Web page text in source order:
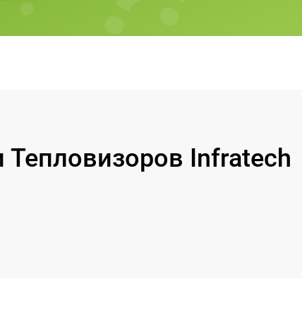
Infratech